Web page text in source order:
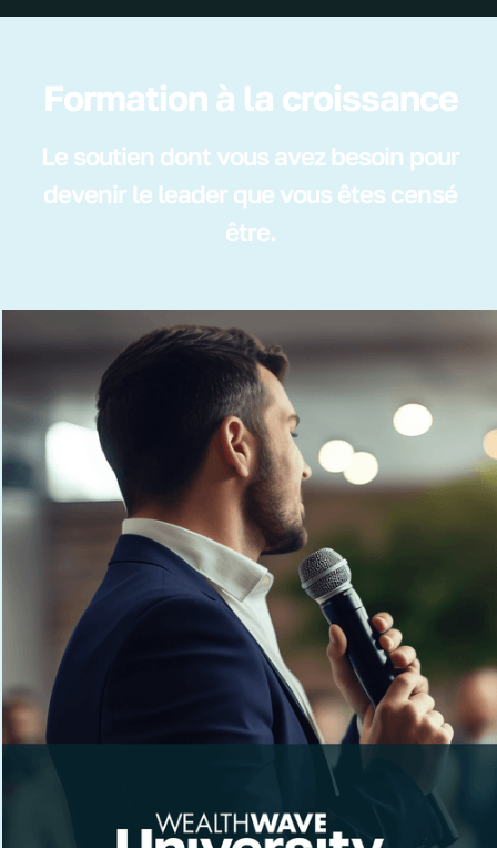
Formation à la croissance
Le soutien dont vous avez besoin pour
devenir le leader que vous êtes censé
être.